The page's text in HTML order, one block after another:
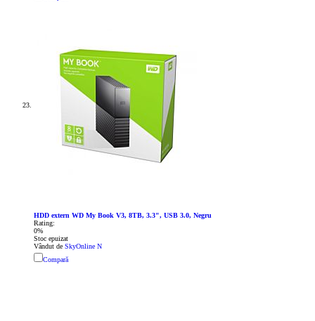
HDD extern WD My Book V3, 8TB, 3.3", USB 3.0, Negru
Rating:
0%
Stoc epuizat
Vândut de SkyOnline N
Compară